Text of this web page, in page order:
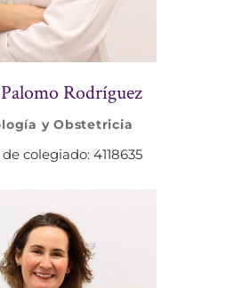
Rodríguez
y Obstetricia
colegiado: 4118635